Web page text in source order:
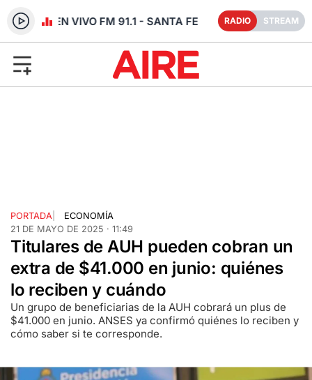
RADIO EN VIVO FM 91.1 - SANTA FE RADIO STREAM
PORTADA
ECONOMÍA
21 DE MAYO DE 2025 · 11:49
Titulares de AUH pueden cobran un
extra de $41.000 en junio: quiénes
lo reciben y cuándo
Un grupo de beneficiarias de la AUH cobrará un plus de
$41.000 en junio. ANSES ya confirmó quiénes lo reciben y
cómo saber si te corresponde.